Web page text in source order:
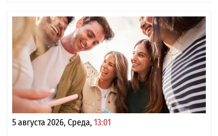
5 августа 2026, Среда, 13:01